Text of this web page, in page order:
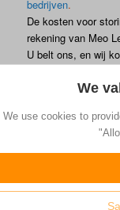
bedrijven.
De kosten voor
rekening van Meo
U belt ons, en wij
Meo kan
en aansluiten op
huren.
Geplaatst inGeen
We
We use cookies to